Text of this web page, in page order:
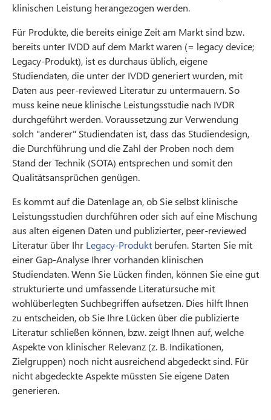
klinischen Leistung herangezogen werden.
Für Produkte, die bereits einige Zeit am Markt sind bzw.
bereits unter IVDD auf dem Markt waren (= legacy device;
Legacy-Produkt), ist es durchaus üblich, eigene
Studiendaten, die unter der IVDD generiert wurden, mit
Daten aus peer-reviewed Literatur zu untermauern. So
muss keine neue klinische Leistungsstudie nach IVDR
durchgeführt werden. Voraussetzung zur Verwendung
solch "anderer" Studiendaten ist, dass das Studiendesign,
die Durchführung und die Zahl der Proben noch dem
Stand der Technik (SOTA) entsprechen und somit den
Qualitätsansprüchen genügen.
Es kommt auf die Datenlage an, ob Sie selbst klinische
Leistungsstudien durchführen oder sich auf eine Mischung
aus alten eigenen Daten und publizierter, peer-reviewed
Literatur über Ihr Legacy-Produkt berufen. Starten Sie mit
einer Gap-Analyse Ihrer vorhanden klinischen
Studiendaten. Wenn Sie Lücken finden, können Sie eine gut
strukturierte und umfassende Literatursuche mit
wohlüberlegten Suchbegriffen aufsetzen. Dies hilft Ihnen
zu entscheiden, ob Sie Ihre Lücken über die publizierte
Literatur schließen können, bzw. zeigt Ihnen auf, welche
Aspekte von klinischer Relevanz (z. B. Indikationen,
Zielgruppen) noch nicht ausreichend abgedeckt sind. Für
nicht abgedeckte Aspekte müssten Sie eigene Daten
generieren.